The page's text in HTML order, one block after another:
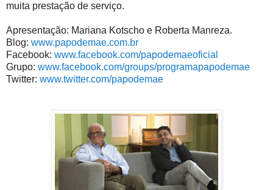
muita prestação de serviço.
Apresentação: Mariana Kotscho e Roberta Manreza.
Blog: www.papodemae.com.br
Facebook: www.facebook.com/papodemaeoficial
Grupo: www.facebook.com/groups/programapapodemae
Twitter: www.twitter.com/papodemae